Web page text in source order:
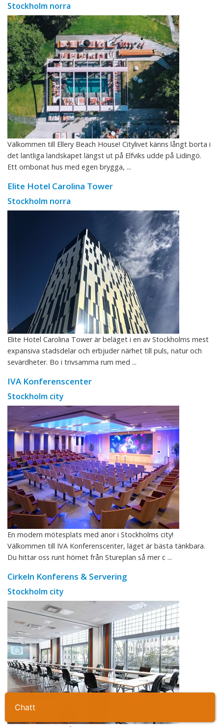
Ta kontakt
Stockholm norra
Välkommen till Ellery Beach House! Citylivet känns långt borta i
det lantliga landskapet längst ut på Elfviks udde på Lidingö.
Ett ombonat hus med egen brygga, ...
Elite Hotel Carolina Tower
Stockholm norra
Elite Hotel Carolina Tower är beläget i en av Stockholms mest
expansiva stadsdelar och erbjuder närhet till puls, natur och
sevärdheter. Bo i trivsamma rum med ...
IVA Konferenscenter
Stockholm city
En modern mötesplats med anor i Stockholms city!
Välkommen till IVA Konferenscenter, läget är bästa tänkbara.
Du hittar oss runt hörnet från Stureplan så mer c ...
Cirkeln Konferens & Servering
Stockholm city